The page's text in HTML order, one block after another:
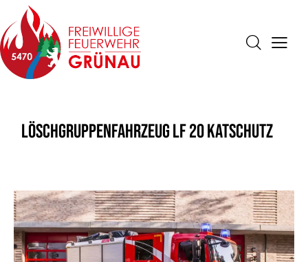
Löschgruppenfahrzeug LF 20 KatSchutz